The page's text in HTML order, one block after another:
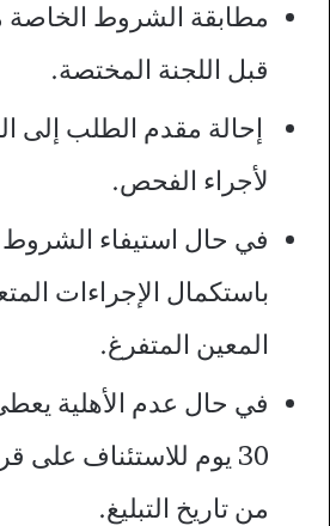
مطابقة الشروط الخاصة
قبل اللجنة المختصة.
إحالة مقدم الطلب إلى
لأجراء الفحص.
في حال استيفاء الشروط
باستكمال الإجراءات
المعين المتفرغ.
في حال عدم الأهلية
30 يوم للاستئناف على
من تاريخ التبليغ.